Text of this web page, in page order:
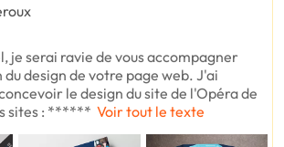
je serai ravie de vous accompagner
design de votre page web. J'ai
le design du site de l'Opéra de
sites : ****** Voir tout le texte